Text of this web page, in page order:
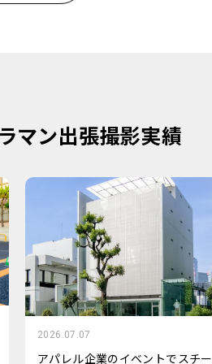
マン出張撮影実績
2026.07.07
アパレル企業のイベントでスチー